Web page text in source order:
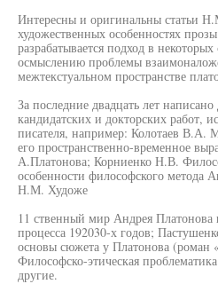
Интересны и оригинальны статьи
художественных особенностях
разрабатывается подход в
осмыслению проблемы
межтекстуальном пространстве
За последние двадцать лет
кандидатских и докторских работ,
писателя, например: Колотаев В.А.
его пространственно-временное
А.Платонова; Корниенко Н.В.
особенности философского метода
Н.М. Художе
11 ственный мир Андрея Платонова
процесса 192030-х годов;
основы сюжета у Платонова (роман
Философско-этическая
другие.